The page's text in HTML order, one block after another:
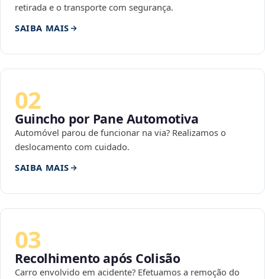
retirada e o transporte com segurança.
SAIBA MAIS
02
Guincho por Pane Automotiva
Automóvel parou de funcionar na via? Realizamos o
deslocamento com cuidado.
SAIBA MAIS
03
Recolhimento após Colisão
Carro envolvido em acidente? Efetuamos a remoção do